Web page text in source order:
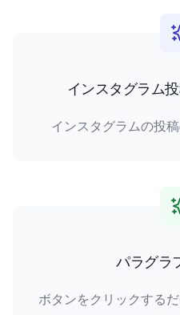
インスタグラム
インスタグラムの投
パラグラ
ボタンをクリックする